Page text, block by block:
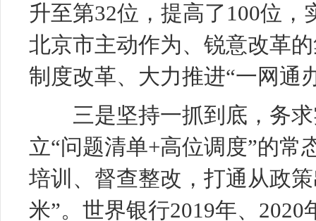
升至第32位，提高了100位
北京市主动作为、锐意改革
制度改革、大力推进“一网通
三是坚持一抓到底，务求
立“问题清单+高位调度”的常
培训、督查整改，打通从政
米”。世界银行2019年、